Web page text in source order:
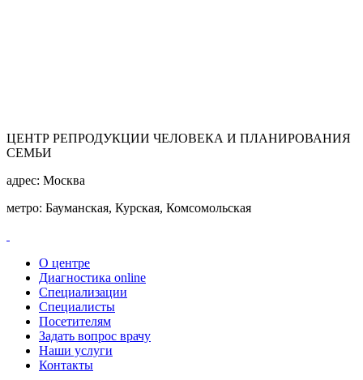
ЦЕНТР РЕПРОДУКЦИИ ЧЕЛОВЕКА И ПЛАНИРОВАНИЯ
СЕМЬИ
адрес: Москва
метро: Бауманская, Курская, Комсомольская
О центре
Диагностика online
Специализации
Специалисты
Посетителям
Задать вопрос врачу
Наши услуги
Контакты